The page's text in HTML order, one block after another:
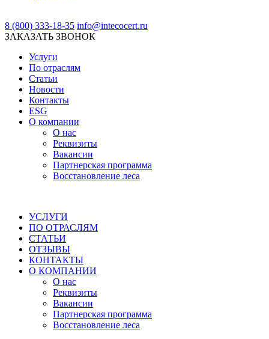
8 (800) 333-18-35 info@intecocert.ru
ЗАКАЗАТЬ ЗВОНОК
Услуги
По отраслям
Статьи
Новости
Контакты
ESG
О компании
О нас
Реквизиты
Вакансии
Партнерская программа
Восстановление леса
УСЛУГИ
ПО ОТРАСЛЯМ
СТАТЬИ
ОТЗЫВЫ
КОНТАКТЫ
О КОМПАНИИ
О нас
Реквизиты
Вакансии
Партнерская программа
Восстановление леса